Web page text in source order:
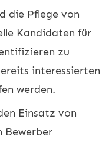
die Pflege von
Kandidaten für
zu
interessierten
werden.
Einsatz von
Bewerber